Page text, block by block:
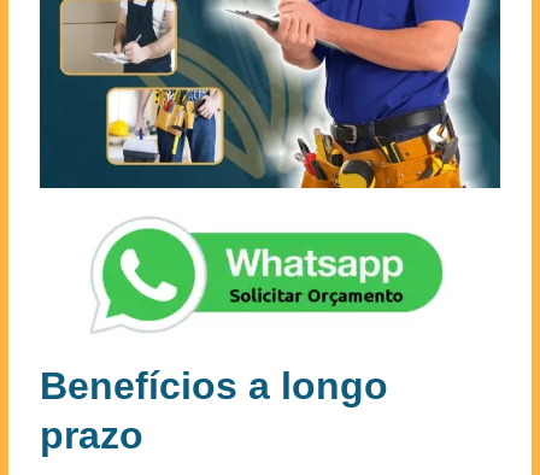
Benefícios a longo
prazo